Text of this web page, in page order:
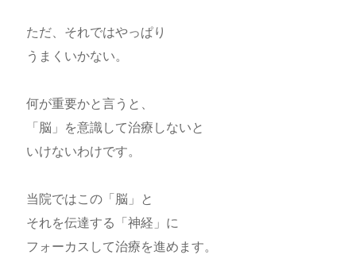
ただ、それではやっぱり
うまくいかない。
何が重要かと言うと、
「脳」を意識して治療しないと
いけないわけです。
当院ではこの「脳」と
それを伝達する「神経」に
フォーカスして治療を進めます。